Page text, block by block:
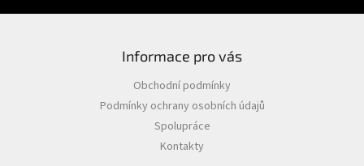
Informace pro vás
Obchodní podmínky
Podmínky ochrany osobních údajů
Spolupráce
Kontakty